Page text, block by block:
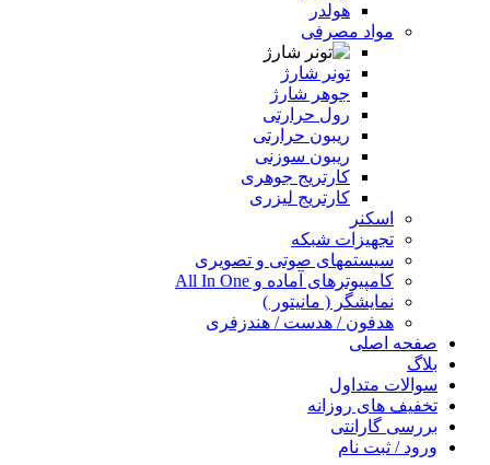
هولدر
مواد مصرفی
تونر شارژ
جوهر شارژ
رول حرارتی
ریبون حرارتی
ریبون سوزنی
کارتریج جوهری
کارتریج لیزری
اسکنر
تجهیزات شبکه
سیستمهای صوتی و تصویری
کامپیوترهای آماده و All In One
نمایشگر ( مانیتور )
هدفون / هدست / هندزفری
صفحه اصلی
بلاگ
سوالات متداول
تخفیف های روزانه
بررسی گارانتی
ورود / ثبت نام